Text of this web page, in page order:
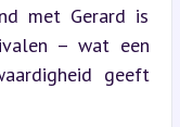
met Gerard is
– wat een
geeft